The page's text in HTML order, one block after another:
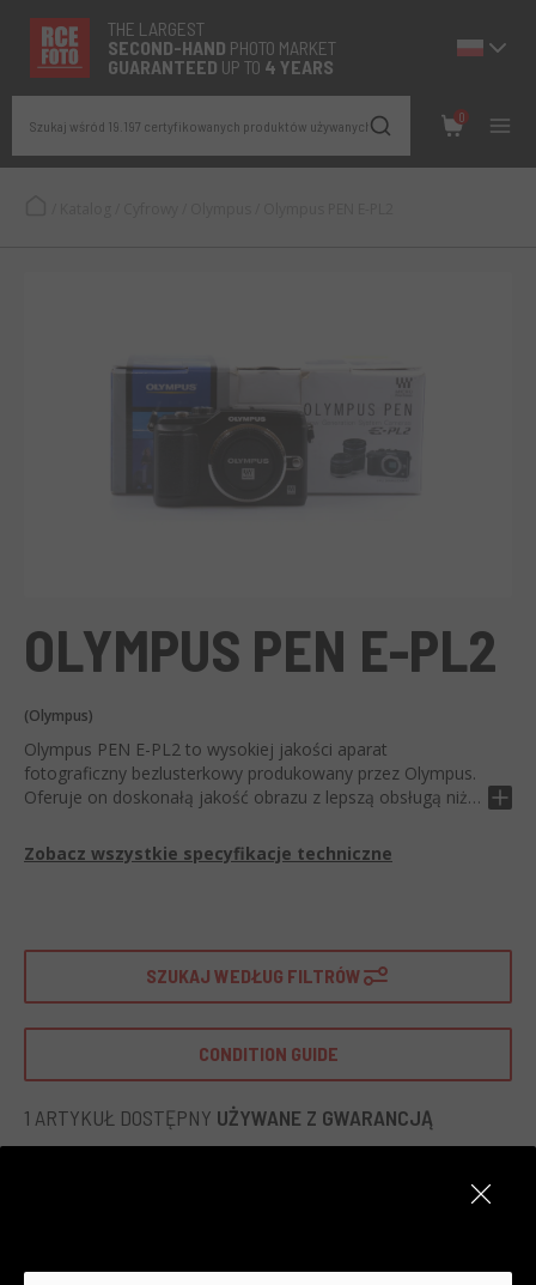
THE LARGEST
SECOND-HAND PHOTO MARKET
GUARANTEED UP TO 4 YEARS
Szukaj wśród 19.197 certyfikowanych produktów używanych
0
OLYMPUS PEN E-PL2
(Olympus)
Olympus PEN E-PL2 to wysokiej jakości aparat
fotograficzny bezlusterkowy produkowany przez Olympus.
Oferuje on doskonałą jakość obrazu z lepszą obsługą niż
lekkiej obudowie.
jakość obrazu. E-PL2 oferuje także 3-calowy wyświetlacz
HD i kompatybilność z szeroką gamą obiektywów M.ZUIKO
Idealny dla fotografów w drodze, Olympus PEN E-PL2 to
świetna opcja dla osób szukających wysokiej jakości DSLR
bez obciążenia lub rozmiarów. Idealny do fotografowania
krajobrazów, osób i architektury, a także dla tych, którzy
Zobacz wszystkie specyfikacje techniczne
SZUKAJ WEDŁUG FILTRÓW
CONDITION GUIDE
1 ARTYKUŁ DOSTĘPNY UŻYWANE Z GWARANCJĄ